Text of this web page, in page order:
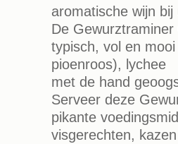
aromatische wijn
De
typisch, vol en
pioenroos), lychee
met de hand
Serveer deze
pikante
visgerechten,